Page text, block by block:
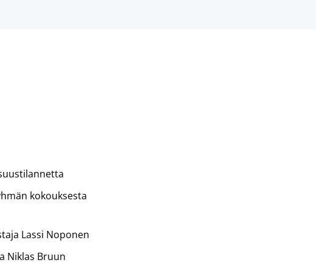
kokouksesta
Lassi Noponen
Niklas Bruun